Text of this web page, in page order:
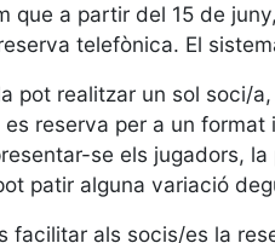
que a partir del 15 de
telefònica. El
pot realitzar un sol soci/
es reserva per a un
se els jugadors,
patir alguna variació
facilitar als socis/es la